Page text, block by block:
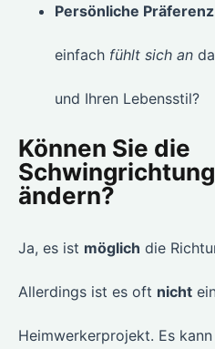
Persönliche
einfach fühlt sich an
und Ihren Lebensstil?
Können Sie die
ändern?
Ja, es ist möglich die
Allerdings ist es oft nicht
Heimwerkerprojekt. Es